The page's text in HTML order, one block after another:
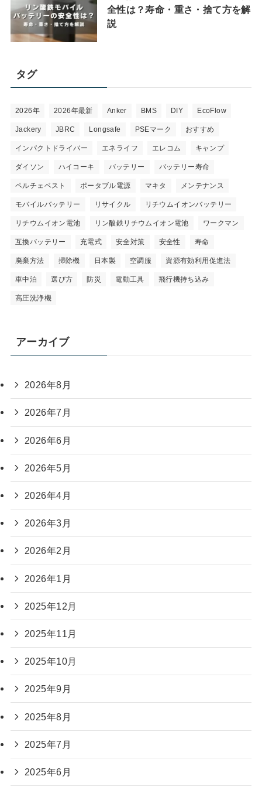
全性は？寿命・重さ・捨て方を解
説
タグ
2026年 2026年最新 Anker BMS DIY EcoFlow
Jackery JBRC Longsafe PSEマーク おすすめ
インパクトドライバー エネライフ エレコム キャンプ
ダイソン ハイコーキ バッテリー バッテリー寿命
ペルチェベスト ポータブル電源 マキタ メンテナンス
モバイルバッテリー リサイクル リチウムイオンバッテリー
リチウムイオン電池 リン酸鉄リチウムイオン電池 ワークマン
互換バッテリー 充電式 安全対策 安全性 寿命
廃棄方法 掃除機 日本製 空調服 資源有効利用促進法
車中泊 選び方 防災 電動工具 飛行機持ち込み
高圧洗浄機
アーカイブ
2026年8月
2026年7月
2026年6月
2026年5月
2026年4月
2026年3月
2026年2月
2026年1月
2025年12月
2025年11月
2025年10月
2025年9月
2025年8月
2025年7月
2025年6月